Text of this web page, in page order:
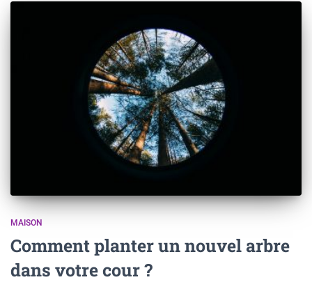
MAISON
Comment planter un nouvel arbre
dans votre cour ?